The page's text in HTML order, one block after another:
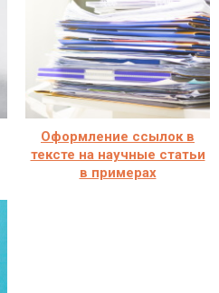
Оформление ссылок в
тексте на научные статьи
в примерах